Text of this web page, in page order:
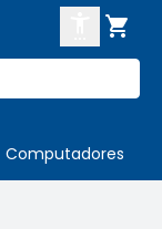

Computadores